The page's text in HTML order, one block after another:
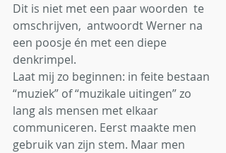
Dit is niet met een paar woorden  te
omschrijven,  antwoordt Werner na
een poosje én met een diepe
denkrimpel.
Laat mij zo beginnen: in feite bestaan
“muziek” of “muzikale uitingen” zo
lang als mensen met elkaar
communiceren. Eerst maakte men
gebruik van zijn stem. Maar men